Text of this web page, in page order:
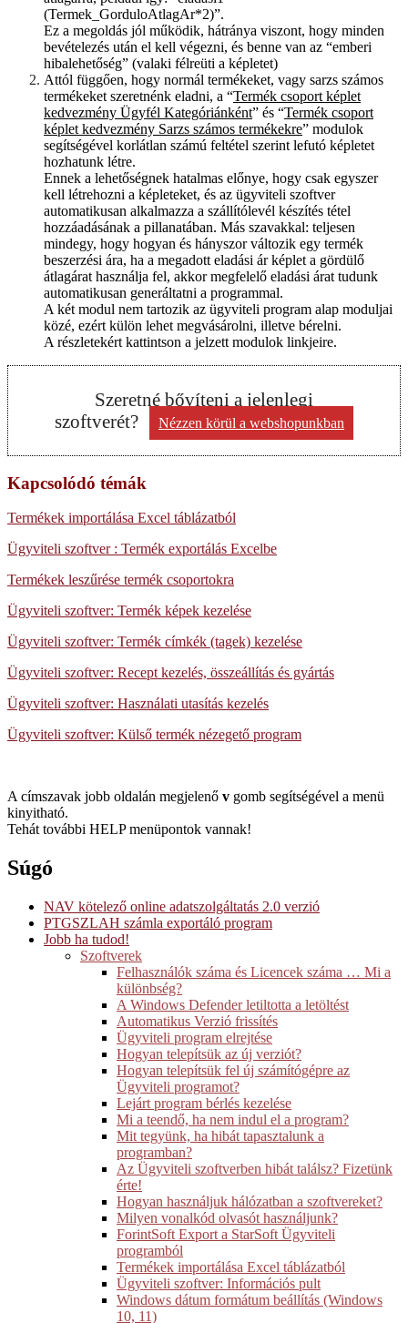
(Termek_GorduloAtlagAr*2)”.
Ez a megoldás jól működik, hátránya viszont, hogy minden
bevételezés után el kell végezni, és benne van az “emberi
hibalehetőség” (valaki félreüti a képletet)
Attól függően, hogy normál termékeket, vagy sarzs számos
termékeket szeretnénk eladni, a “Termék csoport képlet
kedvezmény Ügyfél Kategóriánként” és “Termék csoport
képlet kedvezmény Sarzs számos termékekre” modulok
segítségével korlátlan számú feltétel szerint lefutó képletet
hozhatunk létre.
Ennek a lehetőségnek hatalmas előnye, hogy csak egyszer
kell létrehozni a képleteket, és az ügyviteli szoftver
automatikusan alkalmazza a szállítólevél készítés tétel
hozzáadásának a pillanatában. Más szavakkal: teljesen
mindegy, hogy hogyan és hányszor változik egy termék
beszerzési ára, ha a megadott eladási ár képlet a gördülő
átlagárat használja fel, akkor megfelelő eladási árat tudunk
automatikusan generáltatni a programmal.
A két modul nem tartozik az ügyviteli program alap moduljai
közé, ezért külön lehet megvásárolni, illetve bérelni.
A részletekért kattintson a jelzett modulok linkjeire.
Szeretné bővíteni a jelenlegi
szoftverét?
Nézzen körül a webshopunkban
Kapcsolódó témák
Termékek importálása Excel táblázatból
Ügyviteli szoftver : Termék exportálás Excelbe
Termékek leszűrése termék csoportokra
Ügyviteli szoftver: Termék képek kezelése
Ügyviteli szoftver: Termék címkék (tagek) kezelése
Ügyviteli szoftver: Recept kezelés, összeállítás és gyártás
Ügyviteli szoftver: Használati utasítás kezelés
Ügyviteli szoftver: Külső termék nézegető program
Post
navigation
A címszavak jobb oldalán megjelenő v gomb segítségével a menü
kinyitható.
Tehát további HELP menüpontok vannak!
Súgó
NAV kötelező online adatszolgáltatás 2.0 verzió
PTGSZLAH számla exportáló program
Jobb ha tudod!
Szoftverek
Felhasználók száma és Licencek száma … Mi a
különbség?
A Windows Defender letiltotta a letöltést
Automatikus Verzió frissítés
Ügyviteli program elrejtése
Hogyan telepítsük az új verziót?
Hogyan telepítsük fel új számítógépre az
Ügyviteli programot?
Lejárt program bérlés kezelése
Mi a teendő, ha nem indul el a program?
Mit tegyünk, ha hibát tapasztalunk a
programban?
Az Ügyviteli szoftverben hibát találsz? Fizetünk
érte!
Hogyan használjuk hálózatban a szoftvereket?
Milyen vonalkód olvasót használjunk?
ForintSoft Export a StarSoft Ügyviteli
programból
Termékek importálása Excel táblázatból
Ügyviteli szoftver: Információs pult
Windows dátum formátum beállítás (Windows
10, 11)